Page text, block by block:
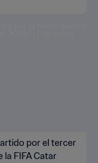
por el tercer
la FIFA Catar